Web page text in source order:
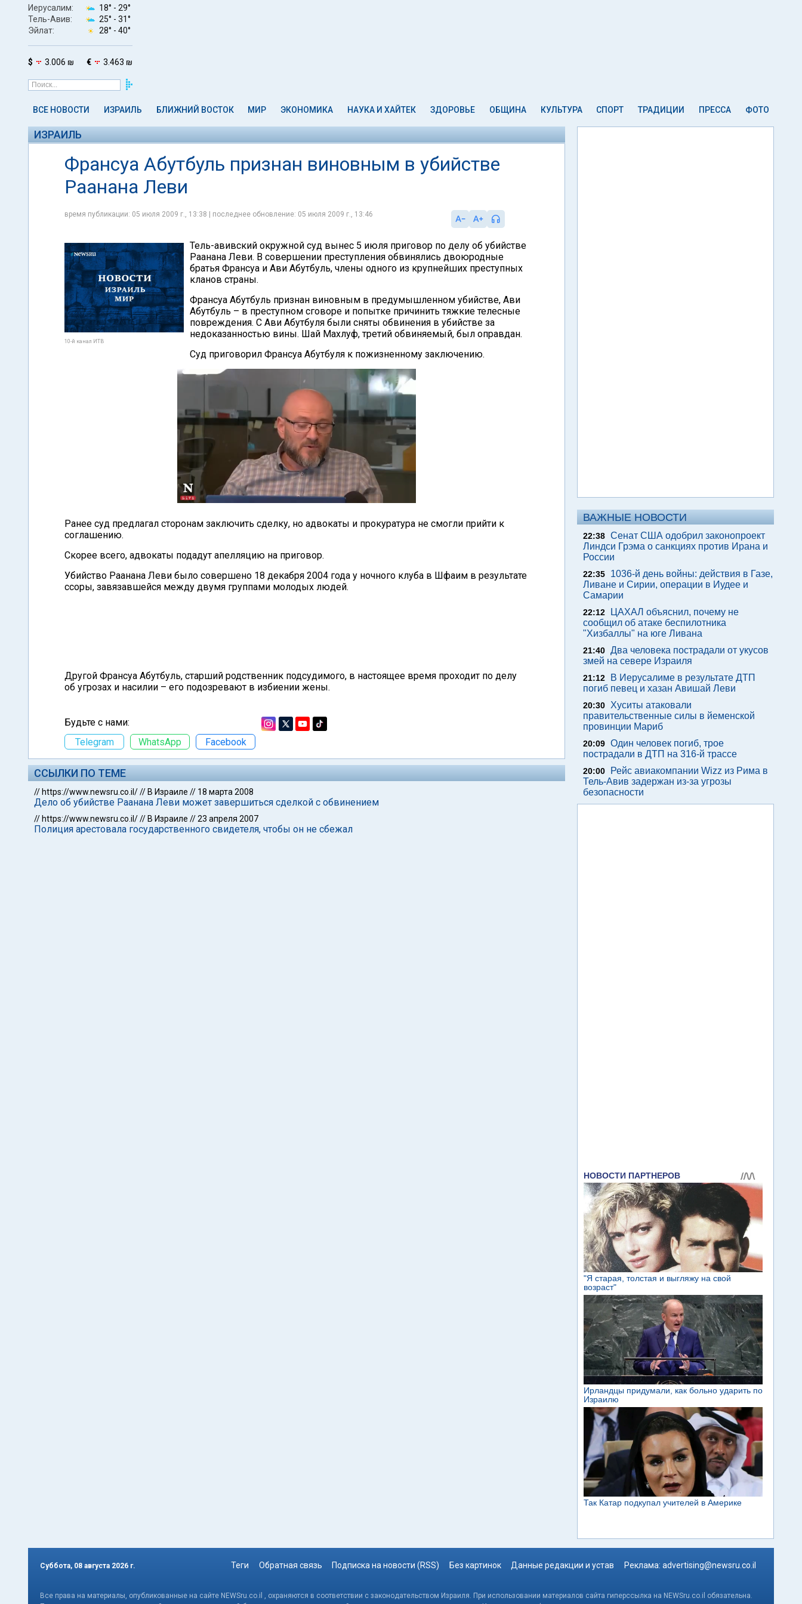
Иерусалим: 18° - 29°
Тель-Авив:
25° - 31°
Эйлат:
28° - 40°
$ 3.006 ₪ € 3.463 ₪
ВСЕ НОВОСТИ ИЗРАИЛЬ БЛИЖНИЙ ВОСТОК МИР ЭКОНОМИКА НАУКА И ХАЙТЕК ЗДОРОВЬЕ ОБЩИНА КУЛЬТУРА СПОРТ ТРАДИЦИИ ПРЕССА ФОТО
ИЗРАИЛЬ
Франсуа Абутбуль признан виновным в убийстве
Раанана Леви
время публикации: 05 июля 2009 г., 13:38 | последнее обновление: 05 июля 2009 г., 13:46
10-й канал ИТВ
Тель-авивский окружной суд вынес 5 июля приговор по делу об убийстве
Раанана Леви. В совершении преступления обвинялись двоюродные
братья Франсуа и Ави Абутбуль, члены одного из крупнейших преступных
кланов страны.
Франсуа Абутбуль признан виновным в предумышленном убийстве, Ави
Абутбуль – в преступном сговоре и попытке причинить тяжкие телесные
повреждения. С Ави Абутбуля были сняты обвинения в убийстве за
недоказанностью вины. Шай Махлуф, третий обвиняемый, был оправдан.
Суд приговорил Франсуа Абутбуля к пожизненному заключению.
Ранее суд предлагал сторонам заключить сделку, но адвокаты и прокуратура не смогли прийти к
соглашению.
Скорее всего, адвокаты подадут апелляцию на приговор.
Убийство Раанана Леви было совершено 18 декабря 2004 года у ночного клуба в Шфаим в результате
ссоры, завязавшейся между двумя группами молодых людей.
Другой Франсуа Абутбуль, старший родственник подсудимого, в настоящее время проходит по делу
об угрозах и насилии – его подозревают в избиении жены.
Будьте с нами:
Telegram
WhatsApp Facebook
ССЫЛКИ ПО ТЕМЕ
// https://www.newsru.co.il/// В Израиле // 18 марта 2008
Дело об убийстве Раанана Леви может завершиться сделкой с обвинением
// https://www.newsru.co.il/// В Израиле //23 апреля 2007
Полиция арестовала государственного свидетеля, чтобы он не сбежал
ВАЖНЫЕ НОВОСТИ
22:38 Сенат США одобрил законопроект
Линдси Грэма о санкциях против Ирана и
России
22:35
1036-й день войны: действия в Газе,
Ливане и Сирии, операции в Иудее и
Самарии
22:12
ЦАХАЛ объяснил, почему не
сообщил об атаке беспилотника
"Хизбаллы" на юге Ливана
21:40 Два человека пострадали от укусов
змей на севере Израиля
21:12
В Иерусалиме в результате ДТП
погиб певец и хазан Авишай Леви
20:30
Хуситы атаковали
правительственные силы в йеменской
провинции Мариб
20:09 Один человек погиб, трое
пострадали в ДТП на 316-й трассе
20:00
Рейс авиакомпании Wizz из Рима в
Тель-Авив задержан из-за угрозы
безопасности
Суббота, 08 августа 2026 г. Теги Обратная связь Подписка на новости (RSS) Без картинок Данные редакции и устав Реклама: advertising@newsru.co.il
Все права на материалы, опубликованные на сайте NEWSru.co.il , охраняются в соответствии с законодательством Израиля. При использовании материалов сайта гиперссылка на NEWSru.co.il обязательна.